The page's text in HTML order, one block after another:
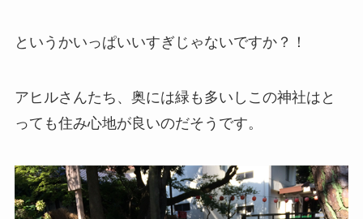
というかいっぱいいすぎじゃないですか？！
アヒルさんたち、奥には緑も多いしこの神社はと
っても住み心地が良いのだそうです。